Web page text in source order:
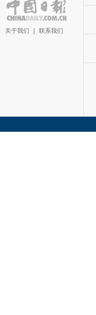
关于我们 联系我们